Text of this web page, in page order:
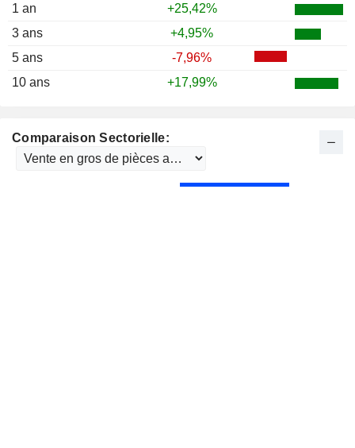
1 an
+25,42%
3 ans
+4,95%
5 ans
-7,96%
10 ans
+17,99%
Comparaison Sectorielle: